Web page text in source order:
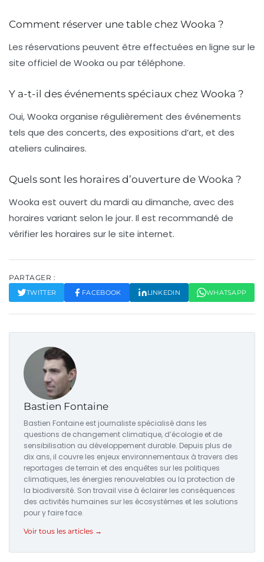
Comment réserver une table chez Wooka ?
Les réservations peuvent être effectuées en ligne sur le
site officiel de Wooka ou par téléphone.
Y a-t-il des événements spéciaux chez Wooka ?
Oui, Wooka organise régulièrement des événements
tels que des concerts, des expositions d’art, et des
ateliers culinaires.
Quels sont les horaires d’ouverture de Wooka ?
Wooka est ouvert du mardi au dimanche, avec des
horaires variant selon le jour. Il est recommandé de
vérifier les horaires sur le site internet.
PARTAGER :
TWITTER FACEBOOK LINKEDIN WHATSAPP
Bastien Fontaine
Bastien Fontaine est journaliste spécialisé dans les
questions de changement climatique, d’écologie et de
sensibilisation au développement durable. Depuis plus de
dix ans, il couvre les enjeux environnementaux à travers des
reportages de terrain et des enquêtes sur les politiques
climatiques, les énergies renouvelables ou la protection de
la biodiversité. Son travail vise à éclairer les conséquences
des activités humaines sur les écosystèmes et les solutions
pour y faire face.
Voir tous les articles →